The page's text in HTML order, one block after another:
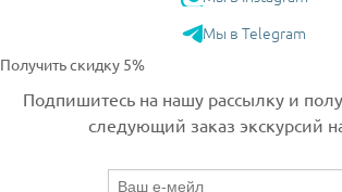
Мы в Telegram
Получить скидку 5%
Подпишитесь на нашу рассылку и
следующий заказ экскурсий